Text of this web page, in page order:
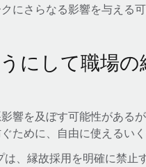
にさらなる影響を与える可
にして職場の
響を及ぼす可能性がある
ために、自由に使えるい
は、縁故採用を明確に禁止